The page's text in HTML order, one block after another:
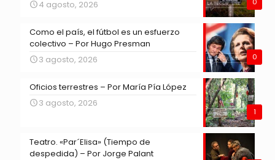
4 agosto, 2026
0
Como el país, el fútbol es un esfuerzo
colectivo – Por Hugo Presman
3 agosto, 2026
1
Oficios terrestres – Por María Pía López
3 agosto, 2026
Teatro. «Par´Elisa» (Tiempo de
despedida) – Por Jorge Palant